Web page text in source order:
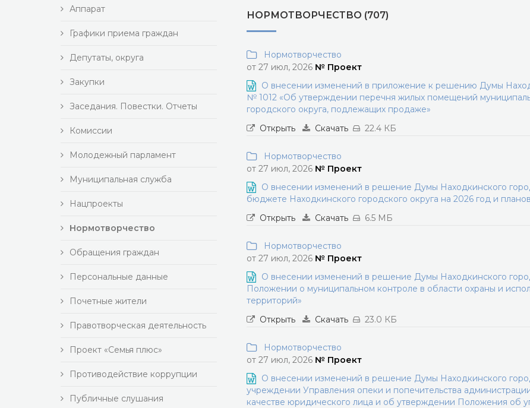
Аппарат
Графики приема граждан
Депутаты, округа
Закупки
Заседания. Повестки. Отчеты
Комиссии
Молодежный парламент
Муниципальная служба
Нацпроекты
Нормотворчество
Обращения граждан
Персональные данные
Почетные жители
Правотворческая деятельность
Проект «Семья плюс»
Противодействие коррупции
Публичные слушания
НОРМОТВОРЧЕСТВО (707)
Нормотворчество
от 27 июл, 2026 № Проект
О внесении изменений в приложение к решению Думы
№ 1012 «Об утверждении перечня жилых помещений
городского округа, подлежащих продаже»
Открыть
Скачать 22.4 КБ
Нормотворчество
от 27 июл, 2026 № Проект
О внесении изменений в решение Думы Находкинского
бюджете Находкинского городского округа на 2026 год и
Открыть
Скачать 6.5 МБ
Нормотворчество
от 27 июл, 2026 № Проект
О внесении изменений в решение Думы Находкинского
Положении о муниципальном контроле в области охраны и
территорий»
Открыть
Скачать 23.0 КБ
Нормотворчество
от 27 июл, 2026 № Проект
О внесении изменений в решение Думы Находкинского
учреждении Управления опеки и попечительства
качестве юридического лица и об утверждении Положения об